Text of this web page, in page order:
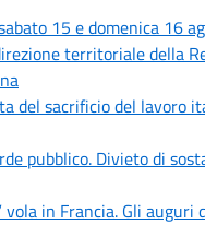
15 e domenica 16
territoriale della
del sacrificio del lavoro
pubblico. Divieto di
vola in Francia. Gli auguri